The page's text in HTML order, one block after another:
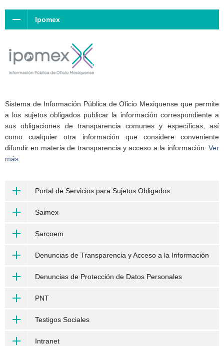
Ipomex
Sistema de Información Pública de Oficio Mexiquense que permite
a los sujetos obligados publicar la información correspondiente a
sus obligaciones de transparencia comunes y específicas, así
como cualquier otra información que considere conveniente
difundir en materia de transparencia y acceso a la información. Ver
más
Portal de Servicios para Sujetos Obligados
Saimex
Sarcoem
Denuncias de Transparencia y Acceso a la Información
Denuncias de Protección de Datos Personales
PNT
Testigos Sociales
Intranet